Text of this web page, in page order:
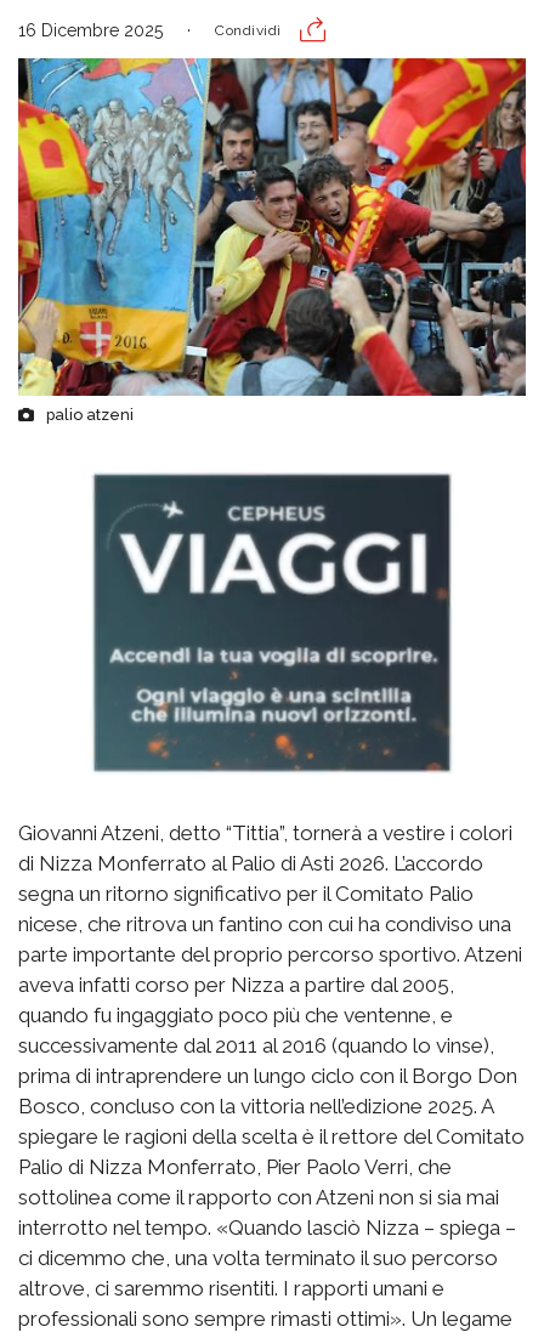
16 Dicembre 2025 Condividi
palio atzeni
Giovanni Atzeni, detto “Tittia”, tornerà a vestire i colori
di Nizza Monferrato al Palio di Asti 2026. L’accordo
segna un ritorno significativo per il Comitato Palio
nicese, che ritrova un fantino con cui ha condiviso una
parte importante del proprio percorso sportivo. Atzeni
aveva infatti corso per Nizza a partire dal 2005,
quando fu ingaggiato poco più che ventenne, e
successivamente dal 2011 al 2016 (quando lo vinse),
prima di intraprendere un lungo ciclo con il Borgo Don
Bosco, concluso con la vittoria nell’edizione 2025. A
spiegare le ragioni della scelta è il rettore del Comitato
Palio di Nizza Monferrato, Pier Paolo Verri, che
sottolinea come il rapporto con Atzeni non si sia mai
interrotto nel tempo. «Quando lasciò Nizza – spiega –
ci dicemmo che, una volta terminato il suo percorso
altrove, ci saremmo risentiti. I rapporti umani e
professionali sono sempre rimasti ottimi». Un legame